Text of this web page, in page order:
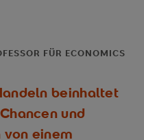
beinhaltet
und
von einem
FÜR ECONOMICS